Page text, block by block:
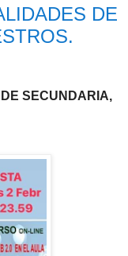
DE
SECUNDARIA,